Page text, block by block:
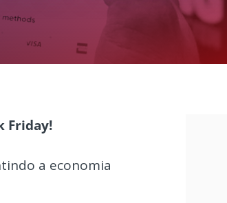
Friday!
a economia